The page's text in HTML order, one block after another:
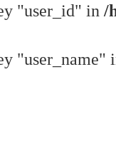
"user_id" in /
"user_name"